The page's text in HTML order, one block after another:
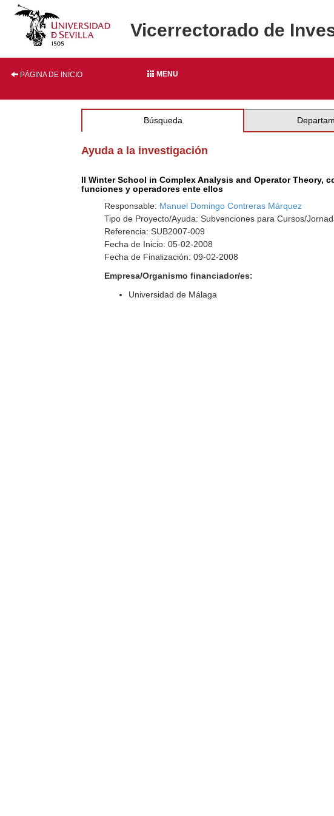
Vicerrectorado de
PÁGINA DE INICIO MENU
Búsqueda
Ayuda a la investigación
II Winter School in Complex Analysis and Operator Theory,
funciones y operadores ente ellos
Responsable: Manuel Domingo Contreras Márquez
Tipo de Proyecto/Ayuda: Subvenciones para Cursos/
Referencia: SUB2007-009
Fecha de Inicio: 05-02-2008
Fecha de Finalización: 09-02-2008
Empresa/Organismo financiador/es:
Universidad de Málaga